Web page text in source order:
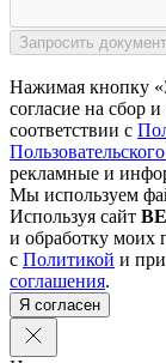
Нажимая кнопку
согласие на сбор
соответствии с
рекламные и
Мы используем
Используя сайт
и обработку моих
с Политикой и
соглашения.
Я согласен